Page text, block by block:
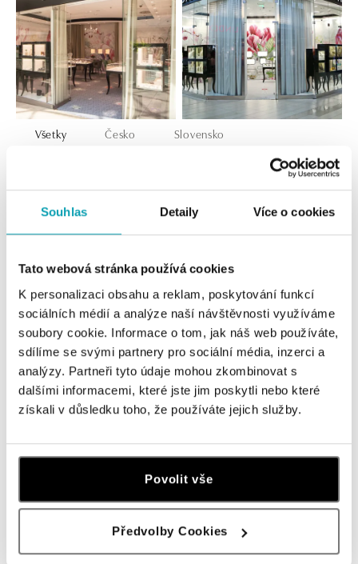
Souhlas Detaily Více o cookies
Tato webová stránka používá cookies
K personalizaci obsahu a reklam, poskytování funkcí
sociálních médií a analýze naší návštěvnosti využíváme
soubory cookie. Informace o tom, jak náš web používáte,
sdílíme se svými partnery pro sociální média, inzerci a
analýzy. Partneři tyto údaje mohou zkombinovat s
dalšími informacemi, které jste jim poskytli nebo které
získali v důsledku toho, že používáte jejich služby.
Povolit vše
Předvolby Cookies
Všetky Česko Slovensko
tel.: +421 910 284 071
HALADA OC Avion, Bratislava
Ivanská cesta 16, 821 04 Bratislava
tel.: +421 917 090 372
dnes otvorené do 21:00
Halada OC Aupark, Bratislava
Einsteinova 18, 851 01 Bratislava
tel.: +421 917 090 891
Pařížská 7, 110 00 Praha 1
tel.: +420724986111